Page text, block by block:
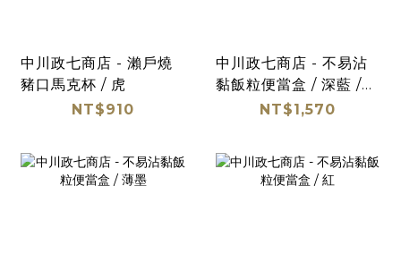
中川政七商店 - 瀨戶燒
豬口馬克杯 / 虎
NT$910
中川政七商店 - 不易沾
黏飯粒便當盒 / 深藍 /
NT$1,570